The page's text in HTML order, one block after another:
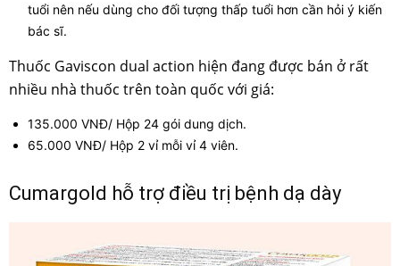
tuổi nên nếu dùng cho đối tượng thấp tuổi hơn cần hỏi ý kiến
bác sĩ.
Thuốc Gaviscon dual action hiện đang được bán ở rất
nhiều nhà thuốc trên toàn quốc với giá:
135.000 VNĐ/ Hộp 24 gói dung dịch.
65.000 VNĐ/ Hộp 2 vỉ mỗi vỉ 4 viên.
Cumargold hỗ trợ điều trị bệnh dạ dày